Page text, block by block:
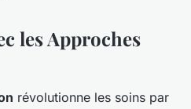
les Approches
révolutionne les soins par